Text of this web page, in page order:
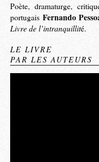
Poète, dramaturge,
portugais Fernando
Livre de l’intranquillité.
LE LIVRE
PAR LES AUTEURS